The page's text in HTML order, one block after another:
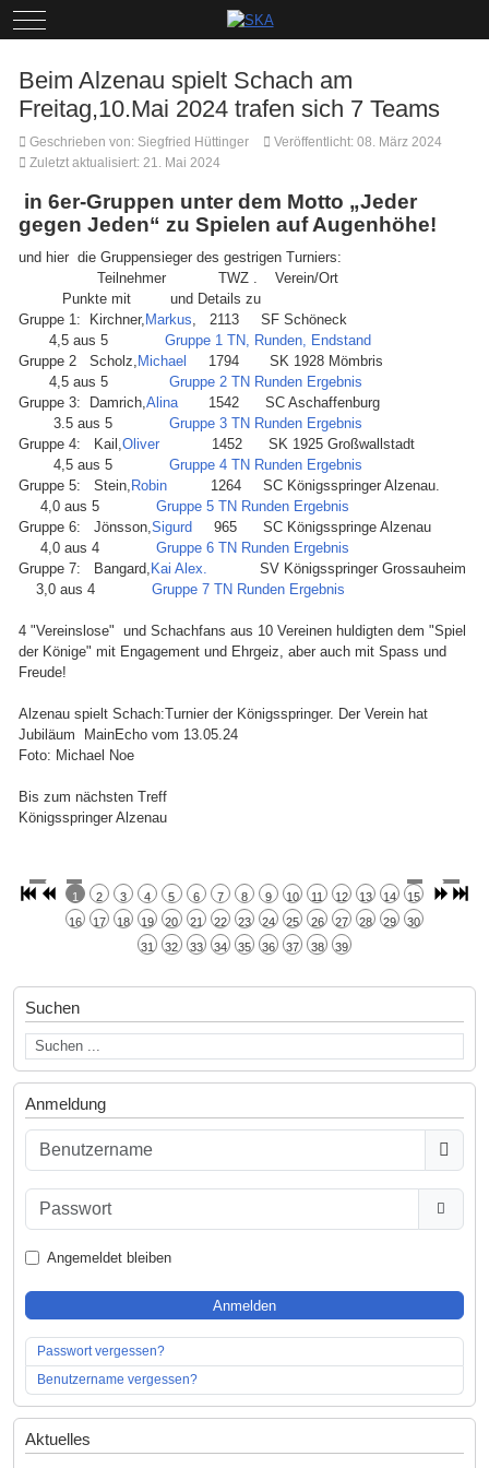
Mobile Menu Toggle
Beim Alzenau spielt Schach am
Freitag,10.Mai 2024 trafen sich 7 Teams
Geschrieben von: Siegfried Hüttinger
Veröffentlicht: 08. März 2024
Zuletzt aktualisiert: 21. Mai 2024
in 6er-Gruppen unter dem Motto „Jeder
gegen Jeden“ zu Spielen auf Augenhöhe!
und hier die Gruppensieger des gestrigen Turniers:
Teilnehmer TWZ . Verein/Ort
Punkte mit und Details zu
Gruppe 1: Kirchner, Markus, 2113 SF Schöneck
4,5 aus 5 Gruppe 1 TN, Runden, Endstand
Gruppe 2 Scholz, Michael
1794 SK 1928 Mömbris
4,5 aus 5
Gruppe 2 TN Runden Ergebnis
Gruppe 3: Damrich,Alina
1542 SC Aschaffenburg
3.5 aus 5
Gruppe 3 TN Runden Ergebnis
Gruppe 4: Kail,Oliver 1452 SK 1925 Großwallstadt
4,5 aus 5
Gruppe 4 TN Runden Ergebnis
Gruppe 5: Stein, Robin 1264 SC Königsspringer Alzenau.
4,0 aus 5
Gruppe 5 TN Runden Ergebnis
Gruppe 6: Jönsson,Sigurd
965 SC Königsspringe Alzenau
4,0 aus 4
Gruppe 6 TN Runden Ergebnis
Gruppe 7: Bangard, Kai Alex. SV Königsspringer Grossauheim
3,0 aus 4
Gruppe 7 TN Runden Ergebnis
4 "Vereinslose" und Schachfans aus 10 Vereinen huldigten dem "Spiel
der Könige" mit Engagement und Ehrgeiz, aber auch mit Spass und
Freude!
Alzenau spielt Schach:Turnier der Königsspringer. Der Verein hat
Jubiläum MainEcho vom 13.05.24
Foto: Michael Noe
Bis zum nächsten Treff
Königsspringer Alzenau
1 2 3 4 5 6 7 8 9 10 11 12 13 14
15
16
17 18 19 20 21 22 23 24 25 26 27 28 29
30
31
32 33 34 35 36 37 38 39
Suchen
Anmeldung
Angemeldet bleiben
Anmelden
Passwort vergessen?
Benutzername vergessen?
Aktuelles